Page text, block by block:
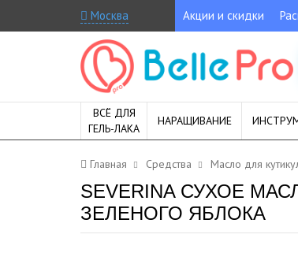
Москва Акции и скидки
ВСЁ ДЛЯ
ГЕЛЬ-ЛАКА
НАРАЩИВАНИЕ
Главная Средства Масло для
SEVERINA СУХОЕ
ЗЕЛЕНОГО ЯБЛОКА